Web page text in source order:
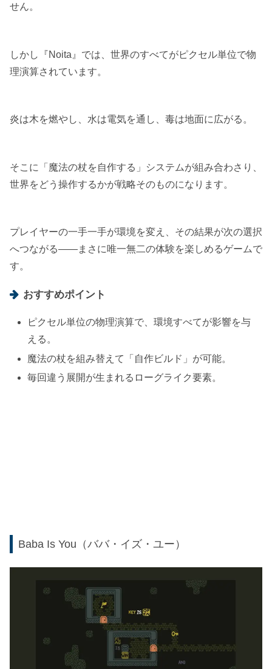
せん。
しかし『Noita』では、世界のすべてがピクセル単位で物
理演算されています。
炎は木を燃やし、水は電気を通し、毒は地面に広がる。
そこに「魔法の杖を自作する」システムが組み合わさり、
世界をどう操作するかが戦略そのものになります。
プレイヤーの一手一手が環境を変え、その結果が次の選択
へつながる――まさに唯一無二の体験を楽しめるゲームで
す。
おすすめポイント
ピクセル単位の物理演算で、環境すべてが影響を与
える。
魔法の杖を組み替えて「自作ビルド」が可能。
毎回違う展開が生まれるローグライク要素。
Baba Is You（ババ・イズ・ユー）